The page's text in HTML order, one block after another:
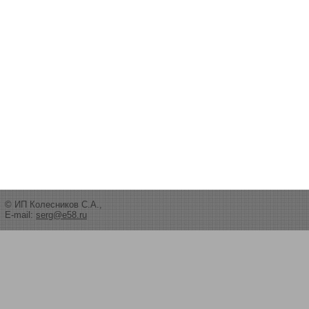
© ИП Колесников С.А.,
E-mail: serg@e58.ru